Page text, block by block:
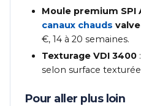
Moule premium SPI
canaux chauds
€, 14 à 20 semaines.
Texturage VDI 3400
selon surface
Pour aller plus loin